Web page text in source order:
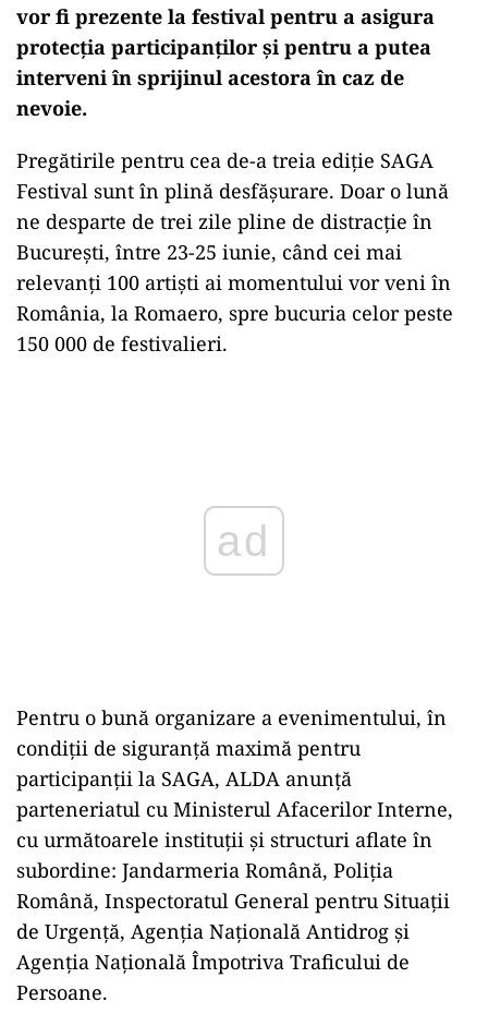
vor fi prezente la festival pentru a asigura
protecția participanților și pentru a putea
interveni în sprijinul acestora în caz de
nevoie.
Pregătirile pentru cea de-a treia ediție SAGA
Festival sunt în plină desfășurare. Doar o lună
ne desparte de trei zile pline de distracție în
București, între 23-25 iunie, când cei mai
relevanți 100 artiști ai momentului vor veni în
România, la Romaero, spre bucuria celor peste
150 000 de festivalieri.
ad
Pentru o bună organizare a evenimentului, în
condiții de siguranță maximă pentru
participanții la SAGA, ALDA anunță
parteneriatul cu Ministerul Afacerilor Interne,
cu următoarele instituții și structuri aflate în
subordine: Jandarmeria Română, Poliția
Română, Inspectoratul General pentru Situații
de Urgență, Agenția Națională Antidrog și
Agenția Națională Împotriva Traficului de
Persoane.